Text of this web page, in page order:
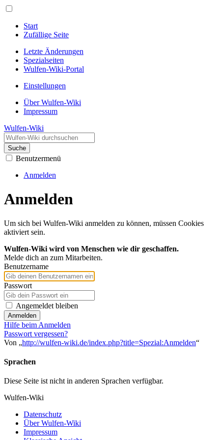
Start
Zufällige Seite
Letzte Änderungen
Spezialseiten
Wulfen-Wiki-Portal
Einstellungen
Über Wulfen-Wiki
Impressum
Wulfen-Wiki
Suche
Benutzermenü
Anmelden
Anmelden
Um sich bei Wulfen-Wiki anmelden zu können, müssen Cookies
aktiviert sein.
Wulfen-Wiki wird von Menschen wie dir geschaffen.
Melde dich an zum Mitarbeiten.
Benutzername
Passwort
Angemeldet bleiben
Anmelden
Hilfe beim Anmelden
Passwort vergessen?
Von „http://wulfen-wiki.de/index.php?title=Spezial:Anmelden“
Sprachen
Diese Seite ist nicht in anderen Sprachen verfügbar.
Wulfen-Wiki
Datenschutz
Über Wulfen-Wiki
Impressum